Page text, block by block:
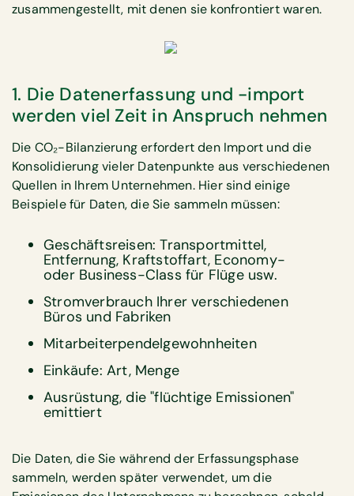
zusammengestellt, mit denen sie konfrontiert waren.
1. Die Datenerfassung und -import
werden viel Zeit in Anspruch nehmen
Die CO₂-Bilanzierung erfordert den Import und die
Konsolidierung vieler Datenpunkte aus verschiedenen
Quellen in Ihrem Unternehmen. Hier sind einige
Beispiele für Daten, die Sie sammeln müssen:
Geschäftsreisen: Transportmittel,
Entfernung, Kraftstoffart, Economy-
oder Business-Class für Flüge usw.
Stromverbrauch Ihrer verschiedenen
Büros und Fabriken
Mitarbeiterpendelgewohnheiten
Einkäufe: Art, Menge
Ausrüstung, die "flüchtige Emissionen"
emittiert
Die Daten, die Sie während der Erfassungsphase
sammeln, werden später verwendet, um die